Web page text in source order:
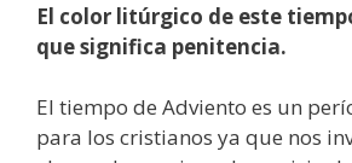
El color litúrgico de este
que significa penitencia.
El tiempo de Adviento es un
para los cristianos ya que nos